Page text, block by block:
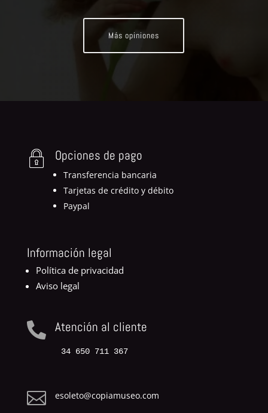
Más opiniones
Opciones de pago
Transferencia bancaria
Tarjetas de crédito y débito
Paypal
Información legal
Política de privacidad
Aviso legal
 Atención al cliente
34 650 711 367

esoleto@copiamuseo.com